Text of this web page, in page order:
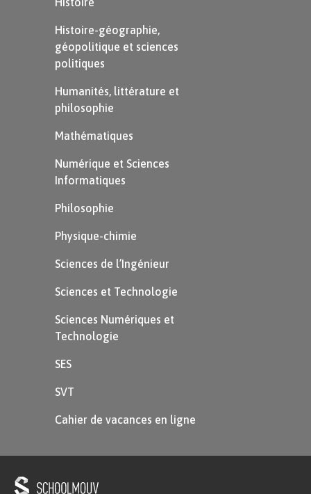
Exemple
Tracer un triangle sur un
papier quadrillé
À retenir
Pourtracer un triangle
ce que l’on connaît du triangle.
relie ces 3 points à l’aide de la règle.
Histoire-géographie,
géopolitique et sciences
politiques
Humanités, littérature et
philosophie
Mathématiques
Numérique et Sciences
Informatiques
Philosophie
Physique-chimie
Sciences de l’Ingénieur
Sciences et Technologie
Sciences Numériques et
Technologie
SES
SVT
Cahier de vacances en ligne